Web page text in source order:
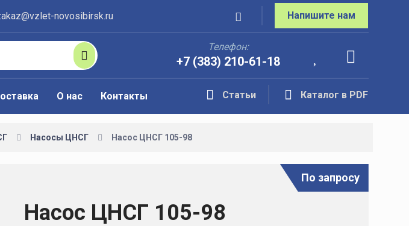
novosibirsk.ru Напишите нам
Телефон:
+7 (383) 210-61-18
О нас Контакты Каталог в PDF
Статьи
Насосы ЦНСГ Насос ЦНСГ 105-98
Насос ЦНСГ 105-98
По запросу